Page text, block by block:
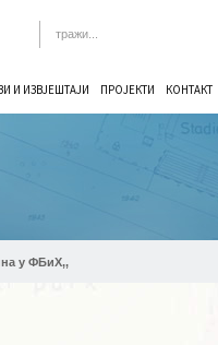
И ИЗВЈЕШТАЈИ ПРОЈЕКТИ КОНТАКТ
у ФБиХ,,